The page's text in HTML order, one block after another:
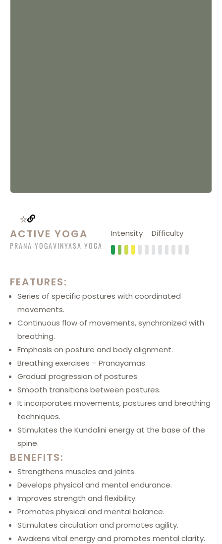
ACTIVE YOGA
PRANA YOGAVINYASA YOGA
Intensity Difficulty
FEATURES:
Series of specific postures with coordinated
movements.
Continuous flow of movements, synchronized with
breathing.
Emphasis on posture and body alignment.
Breathing exercises – Pranayamas
Gradual progression of postures.
Smooth transitions between postures.
It incorporates movements, postures and breathing
techniques.
Stimulates the Kundalini energy at the base of the
spine.
BENEFITS:
Strengthens muscles and joints.
Develops physical and mental endurance.
Improves strength and flexibility.
Promotes physical and mental balance.
Stimulates circulation and promotes agility.
Awakens vital energy and promotes mental clarity.